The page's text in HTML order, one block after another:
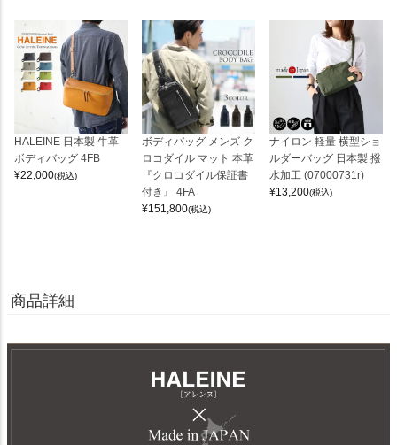
HALEINE 日本製 牛革
ボディバッグ 4FB
¥22,000(税込)
ボディバッグ メンズ ク
ロコダイル マット 本革
『クロコダイル保証書
付き』 4FA
¥151,800(税込)
ナイロン 軽量 横型ショ
ルダーバッグ 日本製 撥
水加工 (07000731r)
¥13,200(税込)
商品詳細